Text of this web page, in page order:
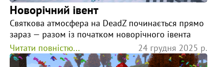
Новорічний івент
Святкова атмосфера на DeadZ починається прямо
зараз — разом із початком новорічного івента
Читати повністю...
24 грудня 2025 р.